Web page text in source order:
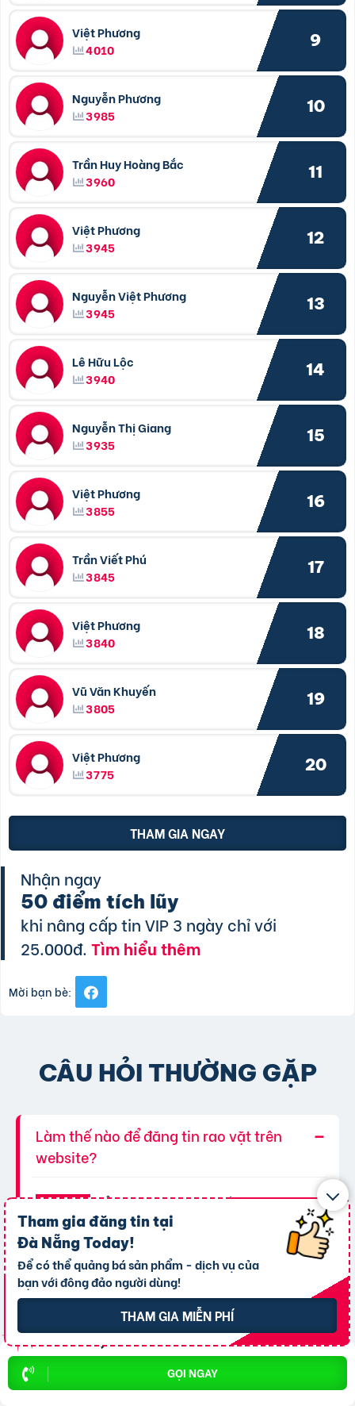
GỌI NGAY
Tham gia đăng tin tại
Đà Nẵng Today!
Để có thể quảng bá sản phẩm - dịch vụ của
bạn với đông đảo người dùng!
THAM GIA MIỄN PHÍ
Việt Phương
4010
9
Nguyễn Phương
3985
10
Trần Huy Hoàng Bắc
3960
11
Việt Phương
3945
12
Nguyễn Việt Phương
3945
13
Lê Hữu Lộc
3940
14
Nguyễn Thị Giang
3935
15
Việt Phương
3855
16
Trần Viết Phú
3845
17
Việt Phương
3840
18
Vũ Văn Khuyến
3805
19
Việt Phương
3775
20
THAM GIA NGAY
Nhận ngay
50 điểm tích lũy
khi nâng cấp tin VIP 3 ngày chỉ với
25.000đ.Tìm hiểu thêm
Mời bạn bè:
CÂU HỎI THƯỜNG GẶP
Làm thế nào để đăng tin rao vặt trên
website?
Trả lời: Để đăng tin, bạn chỉ cần đăng kí
thành viên, sau khi đăng kí thành công, bạn có
thể đăng tin, tất cả đều miễn phí.
Có mất phí khi đăng tin rao vặt không?
Trả lời: Chúng tôi cung cấp gói đăng tin miễn
phí cơ bản cho tất cả người dùng. Tuy nhiên, để
tăng hiệu quả quảng cáo và được ưu tiên hiển
Có thể đăng tin rao vặt về việc tìm việc
làm hoặc tuyển dụng không?